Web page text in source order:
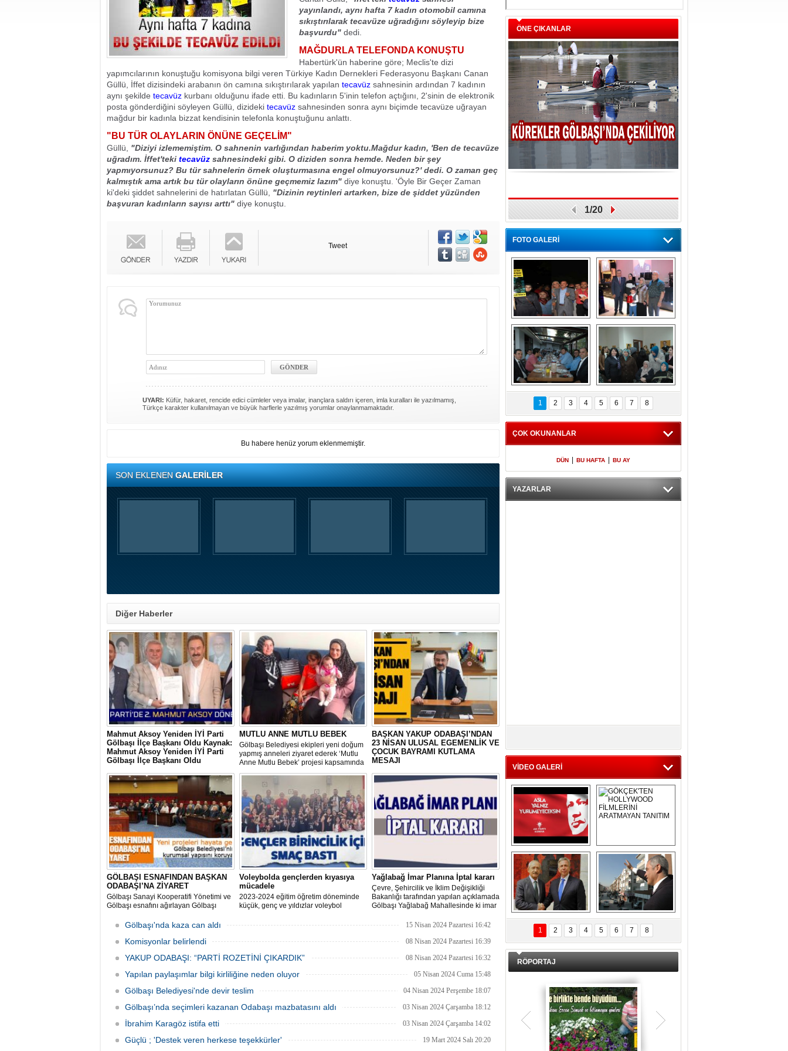
yayınlandı, aynı hafta 7 kadın otomobil camına
sıkıştırılarak tecavüze uğradığını söyleyip bize
başvurdu" dedi.
MAĞDURLA TELEFONDA KONUŞTU
Habertürk'ün haberine göre; Meclis'te dizi
yapımcılarının konuştuğu komisyona bilgi veren Türkiye Kadın Dernekleri Federasyonu Başkanı Canan
Güllü, İffet dizisindeki arabanın ön camına sıkıştırılarak yapılan tecavüz sahnesinin ardından 7 kadının
aynı şekilde tecavüz kurbanı olduğunu ifade etti. Bu kadınların 5'inin telefon açtığını, 2'sinin de elektronik
posta gönderdiğini söyleyen Güllü, dizideki tecavüz sahnesinden sonra aynı biçimde tecavüze uğrayan
mağdur bir kadınla bizzat kendisinin telefonla konuştuğunu anlattı.
"BU TÜR OLAYLARIN ÖNÜNE GEÇELİM"
Güllü, "Diziyi izlememiştim. O sahnenin varlığından haberim yoktu.Mağdur kadın, 'Ben de tecavüze
uğradım. İffet'teki tecavüz sahnesindeki gibi. O diziden sonra hemde. Neden bir şey
yapmıyorsunuz? Bu tür sahnelerin örnek oluşturmasına engel olmuyorsunuz?' dedi. O zaman geç
kalmıştık ama artık bu tür olayların önüne geçmemiz lazım" diye konuştu. 'Öyle Bir Geçer Zaman
ki'deki şiddet sahnelerini de hatırlatan Güllü, "Dizinin reytinleri artarken, bize de şiddet yüzünden
başvuran kadınların sayısı arttı" diye konuştu.
Tweet
UYARI: Küfür, hakaret, rencide edici cümleler veya imalar, inançlara saldırı içeren, imla kuralları ile yazılmamış,
Türkçe karakter kullanılmayan ve büyük harflerle yazılmış yorumlar onaylanmamaktadır.
Bu habere henüz yorum eklenmemiştir.
SON EKLENENGALERİLER
Diğer Haberler
Mahmut Aksoy Yeniden İYİ Parti
Gölbaşı İlçe Başkanı Oldu Kaynak:
Mahmut Aksoy Yeniden İYİ Parti
Gölbaşı İlçe Başkanı Oldu
Mahmut Aksoy Yeniden İYİ Parti Gölbaşı
İlçe Başkanı Oldu
MUTLU ANNE MUTLU BEBEK
Gölbaşı Belediyesi ekipleri yeni doğum
yapmış anneleri ziyaret ederek ‘Mutlu
Anne Mutlu Bebek’ projesi kapsamında
hem içerisinde doğum sonrası temel
ediyor hem de uygulamalı eğitim
veriyor.
BAŞKAN YAKUP ODABAŞI’NDAN
23 NİSAN ULUSAL EGEMENLİK VE
ÇOCUK BAYRAMI KUTLAMA
MESAJI
Gölbaşı Belediye Başkanı Yakup
Odabaşı, TBMM’nin kuruluşunun 104.
Egemenlik ve Çocuk Bayramı’nı
kutladığı bir mesaj yayınladı:
GÖLBAŞI ESNAFINDAN BAŞKAN
ODABAŞI’NA ZİYARET
Gölbaşı Sanayi Kooperatifi Yönetimi ve
Gölbaşı esnafını ağırlayan Gölbaşı
istişare ile yöneteceklerini belirterek
“Yeni projeleri hayata geçireceğiz.
Gölbaşı’mızın daha yaşanabilir, daha
Voleybolda gençlerden kıyasıya
mücadele
2023-2024 eğitim öğretim döneminde
küçük, genç ve yıldızlar voleybol
Yağlabağ İmar Planına İptal kararı
Çevre, Şehircilik ve İklim Değişikliği
Bakanlığı tarafından yapılan açıklamada
Gölbaşı Yağlabağ Mahallesinde ki imar
Gölbaşı'nda kaza can aldı 15 Nisan 2024 Pazartesi 16:42
Komisyonlar belirlendi 08 Nisan 2024 Pazartesi 16:39
YAKUP ODABAŞI: “PARTİ ROZETİNİ ÇIKARDIK” 08 Nisan 2024 Pazartesi 16:32
Yapılan paylaşımlar bilgi kirliliğine neden oluyor 05 Nisan 2024 Cuma 15:48
Gölbaşı Belediyesi'nde devir teslim 04 Nisan 2024 Perşembe 18:07
Gölbaşı’nda seçimleri kazanan Odabaşı mazbatasını aldı 03 Nisan 2024 Çarşamba 18:12
İbrahim Karagöz istifa etti 03 Nisan 2024 Çarşamba 14:02
Güçlü ; 'Destek veren herkese teşekkürler' 19 Mart 2024 Salı 20:20
ÖNE ÇIKANLAR
1/20
FOTO GALERİ
Gölbaşı GAZZE
İÇİN YÜRÜDÜ
Kaymakamlıktan
iftar yemeği
Kaymakamlıktan
iftar yemeği
NERGÜL
YILDIRIM SEÇİM
BÜROSUNU AÇTI
1 2 3 4 5 6 7 8
ÇOK OKUNANLAR
DÜN BU HAFTA BU AY
YAZARLAR
VİDEO GALERİ
Asla Yalnız
Yürümeyeceksin
Uzun Adam
GÖKÇEK'TEN
HOLLYWOOD
FİLMLERİNİ
ARATMAYAN
TANITIM
DAL İÇERİ ZÜBÜK!
ERCAN ŞİMŞEK
GÖLBAŞI'NDA
KASIRGA ETKİSİ
YARATTI !
1 2 3 4 5 6 7 8
RÖPORTAJ
Teşrik tekbiri nedir? Ne anlama gelir?